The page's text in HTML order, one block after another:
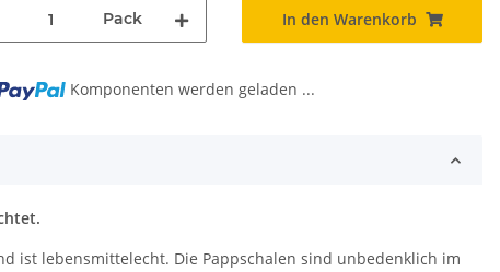
Pack In den Warenkorb
Komponenten werden geladen ...
ist lebensmittelecht. Die Pappschalen sind unbedenklich im